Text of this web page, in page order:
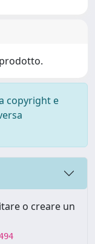
copyright e
o creare un